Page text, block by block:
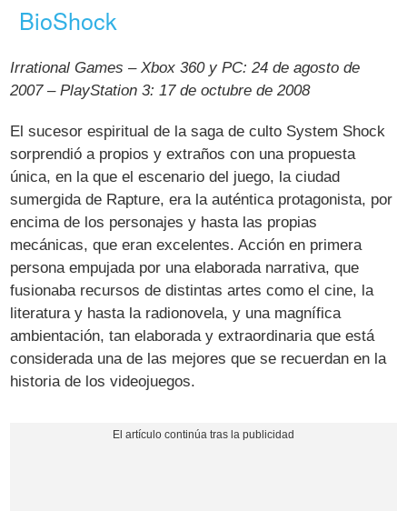
BioShock
Irrational Games – Xbox 360 y PC: 24 de agosto de
2007 – PlayStation 3: 17 de octubre de 2008
El sucesor espiritual de la saga de culto System Shock
sorprendió a propios y extraños con una propuesta
única, en la que el escenario del juego, la ciudad
sumergida de Rapture, era la auténtica protagonista, por
encima de los personajes y hasta las propias
mecánicas, que eran excelentes. Acción en primera
persona empujada por una elaborada narrativa, que
fusionaba recursos de distintas artes como el cine, la
literatura y hasta la radionovela, y una magnífica
ambientación, tan elaborada y extraordinaria que está
considerada una de las mejores que se recuerdan en la
historia de los videojuegos.